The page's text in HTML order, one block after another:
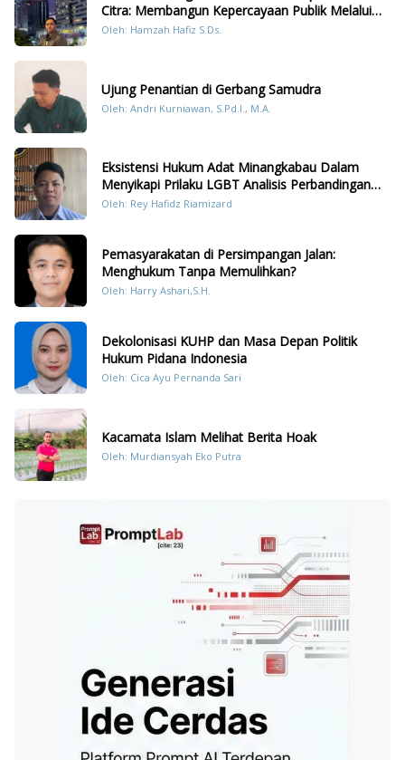
Citra: Membangun Kepercayaan Publik Melalui
Konten Humanis Kesiapsiagaan Bencana di
Oleh: Hamzah Hafiz S.Ds.
Ujung Penantian di Gerbang Samudra
Oleh: Andri Kurniawan, S.Pd.I., M.A.
Eksistensi Hukum Adat Minangkabau Dalam
Menyikapi Prilaku LGBT Analisis Perbandingan
Dengan Hukum Pidana
Oleh: Rey Hafidz Riamizard
Pemasyarakatan di Persimpangan Jalan:
Menghukum Tanpa Memulihkan?
Oleh: Harry Ashari,S.H.
Dekolonisasi KUHP dan Masa Depan Politik
Hukum Pidana Indonesia
Oleh: Cica Ayu Pernanda Sari
Kacamata Islam Melihat Berita Hoak
Oleh: Murdiansyah Eko Putra